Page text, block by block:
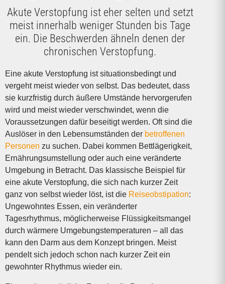
Akute Verstopfung ist eher selten und setzt
meist innerhalb weniger Stunden bis Tage
ein. Die Beschwerden ähneln denen der
chronischen Verstopfung.
Eine akute Verstopfung ist situationsbedingt und
vergeht meist wieder von selbst. Das bedeutet, dass
sie kurzfristig durch äußere Umstände hervorgerufen
wird und meist wieder verschwindet, wenn die
Voraussetzungen dafür beseitigt werden. Oft sind die
Auslöser in den Lebensumständen der betroffenen
Personen zu suchen. Dabei kommen Bettlägerigkeit,
Ernährungs­umstellung oder auch eine veränderte
Umgebung in Betracht. Das klassische Beispiel für
eine akute Verstopfung, die sich nach kurzer Zeit
ganz von selbst wieder löst, ist die Reiseobstipation:
Ungewohntes Essen, ein veränderter
Tagesrhythmus, möglicher­weise Flüssigkeitsmangel
durch wärmere Umgebungs­temperaturen – all das
kann den Darm aus dem Konzept bringen. Meist
pendelt sich jedoch schon nach kurzer Zeit ein
gewohnter Rhythmus wieder ein.